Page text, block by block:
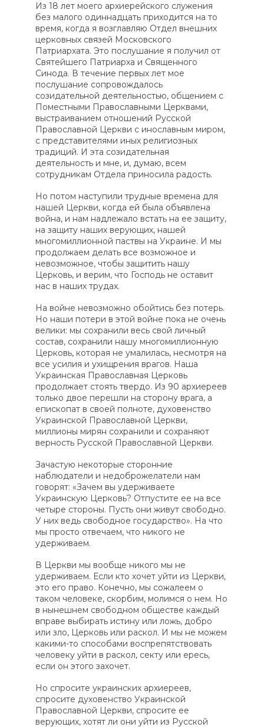
Из 18 лет моего архиерейского служения
без малого одиннадцать приходится на то
время, когда я возглавляю Отдел внешних
церковных связей Московского
Патриархата. Это послушание я получил от
Святейшего Патриарха и Священного
Синода. В течение первых лет мое
послушание сопровождалось
созидательной деятельностью, общением с
Поместными Православными Церквами,
выстраиванием отношений Русской
Православной Церкви с инославным миром,
с представителями иных религиозных
традиций. И эта созидательная
деятельность и мне, и, думаю, всем
сотрудникам Отдела приносила радость.
Но потом наступили трудные времена для
нашей Церкви, когда ей была объявлена
война, и нам надлежало встать на ее защиту,
на защиту наших верующих, нашей
многомиллионной паствы на Украине. И мы
продолжаем делать все возможное и
невозможное, чтобы защитить нашу
Церковь, и верим, что Господь не оставит
нас в наших трудах.
На войне невозможно обойтись без потерь.
Но наши потери в этой войне пока не очень
велики: мы сохранили весь свой личный
состав, сохранили нашу многомиллионную
Церковь, которая не умалилась, несмотря на
все усилия и ухищрения врагов. Наша
Украинская Православная Церковь
продолжает стоять твердо. Из 90 архиереев
только двое перешли на сторону врага, а
епископат в своей полноте, духовенство
Украинской Православной Церкви,
миллионы мирян сохранили и сохраняют
верность Русской Православной Церкви.
Зачастую некоторые сторонние
наблюдатели и недоброжелатели нам
говорят: «Зачем вы удерживаете
Украинскую Церковь? Отпустите ее на все
четыре стороны. Пусть они живут свободно.
У них ведь свободное государство». На что
мы просто отвечаем, что никого не
удерживаем.
В Церкви мы вообще никого мы не
удерживаем. Если кто хочет уйти из Церкви,
это его право. Конечно, мы сожалеем о
таком человеке, скорбим, молимся о нем. Но
в нынешнем свободном обществе каждый
вправе выбирать истину или ложь, добро
или зло, Церковь или раскол. И мы не можем
какими-то способами воспрепятствовать
человеку уйти в раскол, секту или ересь,
если он этого захочет.
Но спросите украинских архиереев,
спросите духовенство Украинской
Православной Церкви, спросите ее
верующих, хотят ли они уйти из Русской